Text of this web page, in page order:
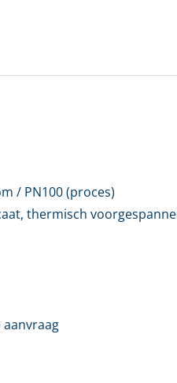
/ PN100 (proces)
thermisch
aanvraag